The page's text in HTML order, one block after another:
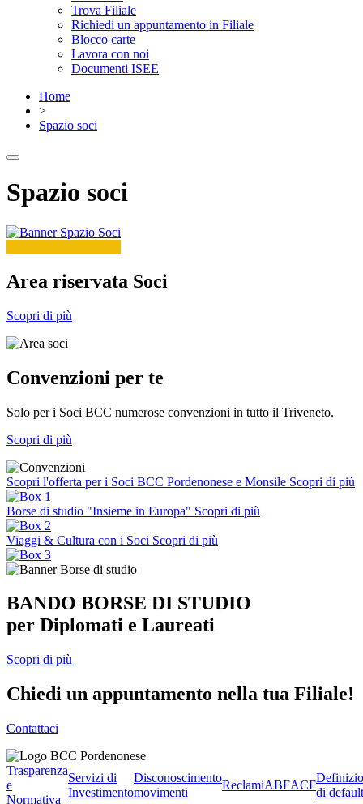
Trova Filiale
Richiedi un appuntamento in Filiale
Blocco carte
Lavora con noi
Documenti ISEE
Home
>
Spazio soci
Spazio soci
Area riservata Soci
Scopri di più
Convenzioni per te
Solo per i Soci BCC numerose convenzioni in tutto il Triveneto.
Scopri di più
Scopri l'offerta per i Soci BCC Pordenonese e Monsile Scopri di più
Borse di studio "Insieme in Europa" Scopri di più
Viaggi & Cultura con i Soci Scopri di più
BANDO BORSE DI STUDIO
per Diplomati e Laureati
Scopri di più
Chiedi un appuntamento nella tua Filiale!
Contattaci
Trasparenza
e
Normativa
Servizi di
Investimento
Disconoscimento
movimenti
ReclamiABFACF
di default